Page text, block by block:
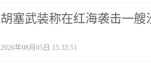
胡塞武装称在红海袭击一艘
2026年08月05日 15:33:51